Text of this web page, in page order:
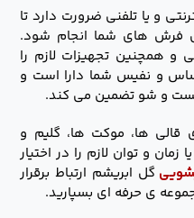
و یا تلفنی ضرورت دارد تا
فرش های شما انجام شود.
و همچنین تجهیزات لازم را
و نفیس شما دارا است و
و شو تضمین می کند.
ها، موکت ها، گلیم و
و توان لازم را در اختیار
گل ابریشم ارتباط برقرار
ی حرفه ای بسپارید.